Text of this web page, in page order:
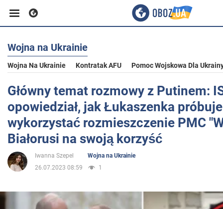
Biznes
Sport
Rozrywka
Życie
Wojna na Ukrainie
Wojna Na Ukrainie Kontratak AFU Pomoc Wojskowa Dla
Główny temat rozmowy z Putinem:
opowiedział, jak Łukaszenka próbuje
wykorzystać rozmieszczenie PMC
Białorusi na swoją korzyść
Iwanna Szepel
Wojna na Ukrainie
26.07.2023 08:59
1